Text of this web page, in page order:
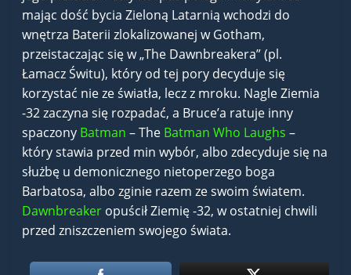
mając dość bycia Zieloną Latarnią wchodzi do
wnętrza Baterii zlokalizowanej w Gotham,
przeistaczając się w „The Dawnbreakera” (pl.
Łamacz Świtu), który od tej pory decyduje się
korzystać nie ze światła, lecz z mroku. Nagle Ziemia
-32 zaczyna się rozpadać, a Bruce’a ratuje inny
spaczony Batman – The Batman Who Laughs –
który stawia przed min wybór, albo zdecyduje się na
służbę u demonicznego nietoperzego boga
Barbatosa, albo zginie razem ze swoim światem.
Dawnbreaker opuścił Ziemię -32, w ostatniej chwili
przed zniszczeniem swojego świata.